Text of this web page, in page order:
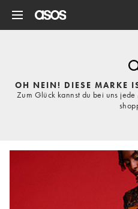
OH NEIN! DIESE MARKE
Zum Glück kannst du bei uns